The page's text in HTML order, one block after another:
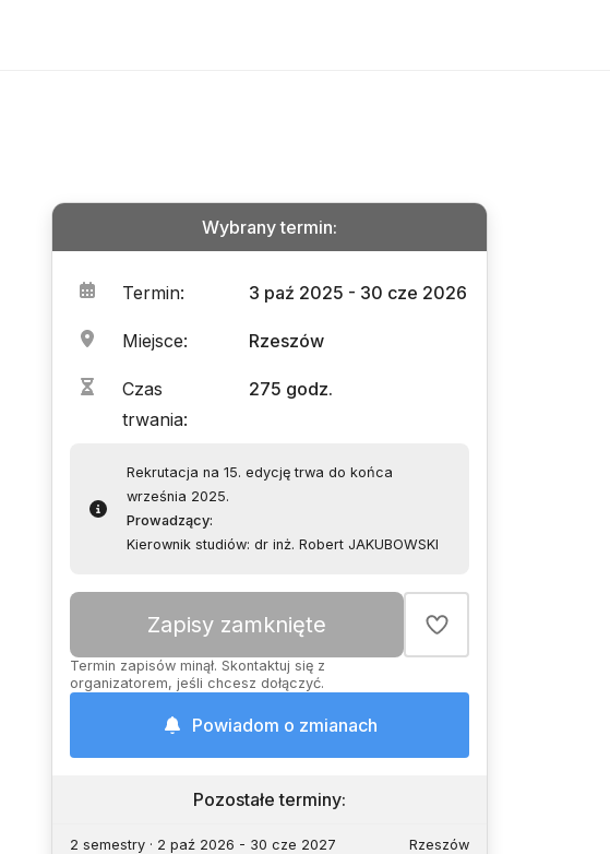
Wybrany termin:
Termin: 3 paź 2025 - 30 cze 2026
Miejsce: Rzeszów
Czas
trwania:
275 godz.
Rekrutacja na 15. edycję trwa do końca
września 2025.
Prowadzący:
Kierownik studiów: dr inż. Robert JAKUBOWSKI
Zapisy zamknięte
Termin zapisów minął. Skontaktuj się z
organizatorem, jeśli chcesz dołączyć.
Powiadom o zmianach
Pozostałe terminy:
2 semestry · 2 paź 2026 - 30 cze 2027 Rzeszów